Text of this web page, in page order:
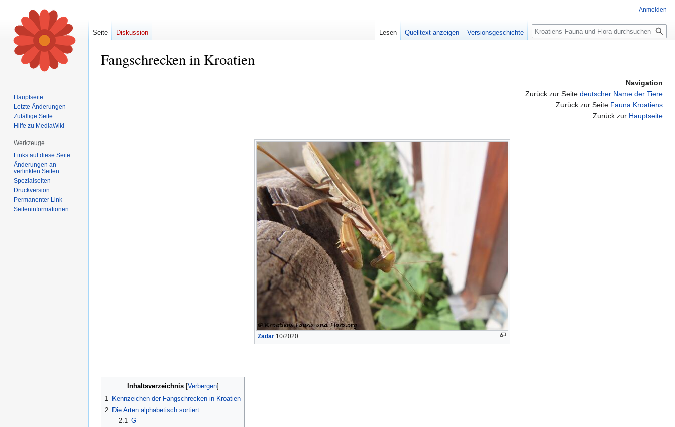
Fangschrecken in Kroatien
Navigation
Zurück zur Seite deutscher Name der Tiere
Zurück zur Seite Fauna Kroatiens
Zurück zur Hauptseite
Zadar10/2020
Inhaltsverzeichnis
1 Kennzeichen der Fangschrecken in Kroatien
2 Die Arten alphabetisch sortiert
2.1
G
Anmelden
Seite Diskussion Lesen Quelltext anzeigen Versionsgeschichte Suche
Hauptseite
Letzte Änderungen
Zufällige Seite
Hilfe zu MediaWiki
Werkzeuge
Links auf diese Seite
Änderungen an
verlinkten Seiten
Spezialseiten
Druckversion
Permanenter Link
Seiten­informationen